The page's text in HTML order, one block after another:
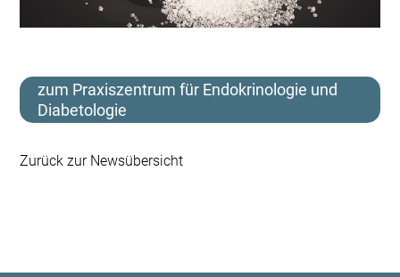
zum Praxiszentrum für Endokrinologie und
Diabetologie
Zurück zur Newsübersicht